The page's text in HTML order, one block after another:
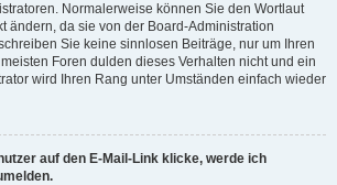
Normalerweise können Sie den Wortlaut
ändern, da sie von der Board-Administration
Sie keine sinnlosen Beiträge, nur um Ihren
Foren dulden dieses Verhalten nicht und ein
wird Ihren Rang unter Umständen einfach wieder
auf den E-Mail-Link klicke, werde ich